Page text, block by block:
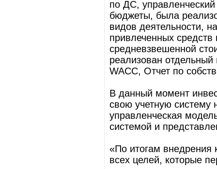
по ДС,
бюджеты, была
видов деятельности,
привлеченных
средневзвешенной
реализован
WACC, Отчет по
В данный момент
свою учетную
управленческая
системой и
«По итогам внедрения
всех целей, которые